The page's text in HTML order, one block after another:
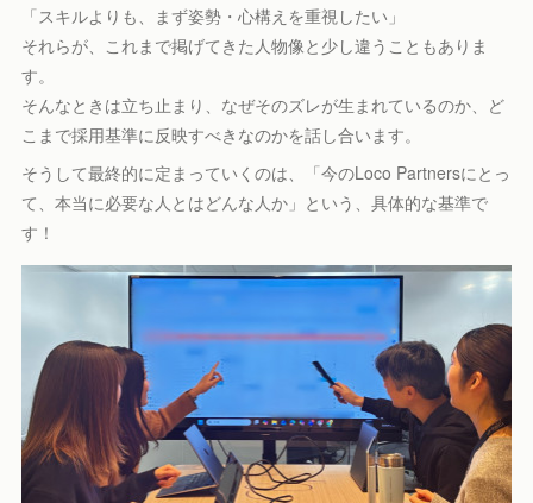
「スキルよりも、まず姿勢・心構えを重視したい」
それらが、これまで掲げてきた人物像と少し違うこともありま
す。
そんなときは立ち止まり、なぜそのズレが生まれているのか、ど
こまで採用基準に反映すべきなのかを話し合います。
そうして最終的に定まっていくのは、「今のLoco Partnersにとっ
て、本当に必要な人とはどんな人か」という、具体的な基準で
す！